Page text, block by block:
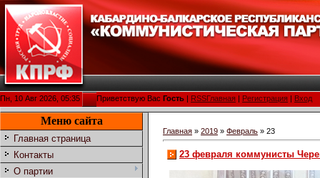
Пн, 10 Авг 2026, 05:35 Приветствую Вас Гость RSSГлавная Регистрация Вход
Меню сайта
Главная страница
Контакты
О партии
Главная » 2019 » Февраль » 23
23 февраля коммунисты